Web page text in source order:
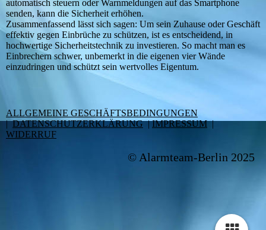
automatisch steuern oder Warnmeldungen auf das Smartphone
senden, kann die Sicherheit erhöhen.
Zusammenfassend lässt sich sagen: Um sein Zuhause oder Geschäft
effektiv gegen Einbrüche zu schützen, ist es entscheidend, in
hochwertige Sicherheitstechnik zu investieren. So macht man es
Einbrechern schwer, unbemerkt in die eigenen vier Wände
einzudringen und schützt sein wertvolles Eigentum.
ALLGEMEINE GESCHÄFTSBEDINGUNGEN
|DATENSCHUTZERKLÄRUNG|IMPRESSUM|
WIDERRUF
© Alarmteam-Berlin 2025